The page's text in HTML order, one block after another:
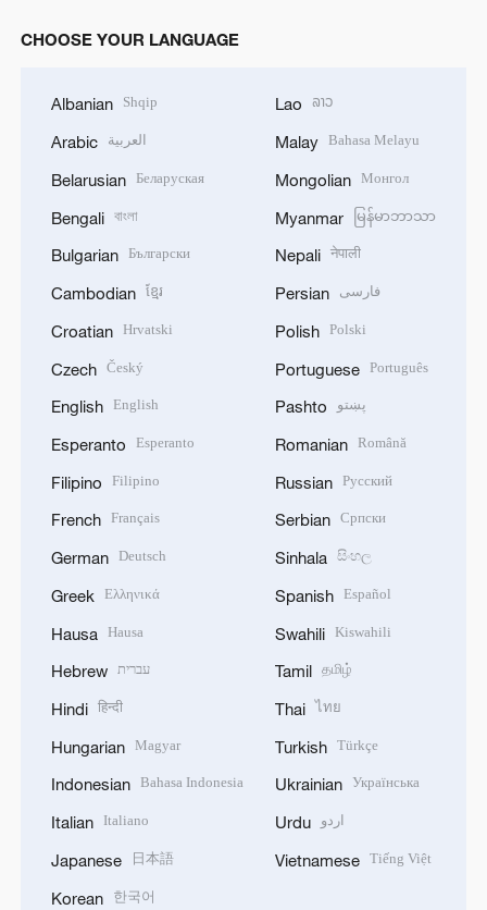
CHOOSE YOUR LANGUAGE
Albanian Shqip
Arabic العربية
Belarusian Беларуская
Bengali বাংলা
Bulgarian Български
Cambodian ខ្មែរ
Croatian Hrvatski
Czech Český
English English
Esperanto Esperanto
Filipino Filipino
French Français
German Deutsch
Greek Ελληνικά
Hausa Hausa
Hebrew עברית
Hindi हिन्दी
Hungarian Magyar
Indonesian Bahasa Indonesia
Italian Italiano
Japanese 日本語
Korean 한국어
Lao ລາວ
Malay Bahasa Melayu
Mongolian Монгол
Myanmar မြန်မာဘာသာ
Nepali नेपाली
Persian فارسی
Polish Polski
Portuguese Português
Pashto پښتو
Romanian Română
Russian Русский
Serbian Српски
Sinhala සිංහල
Spanish Español
Swahili Kiswahili
Tamil தமிழ்
Thai ไทย
Turkish Türkçe
Ukrainian Українська
Urdu اردو
Vietnamese Tiếng Việt